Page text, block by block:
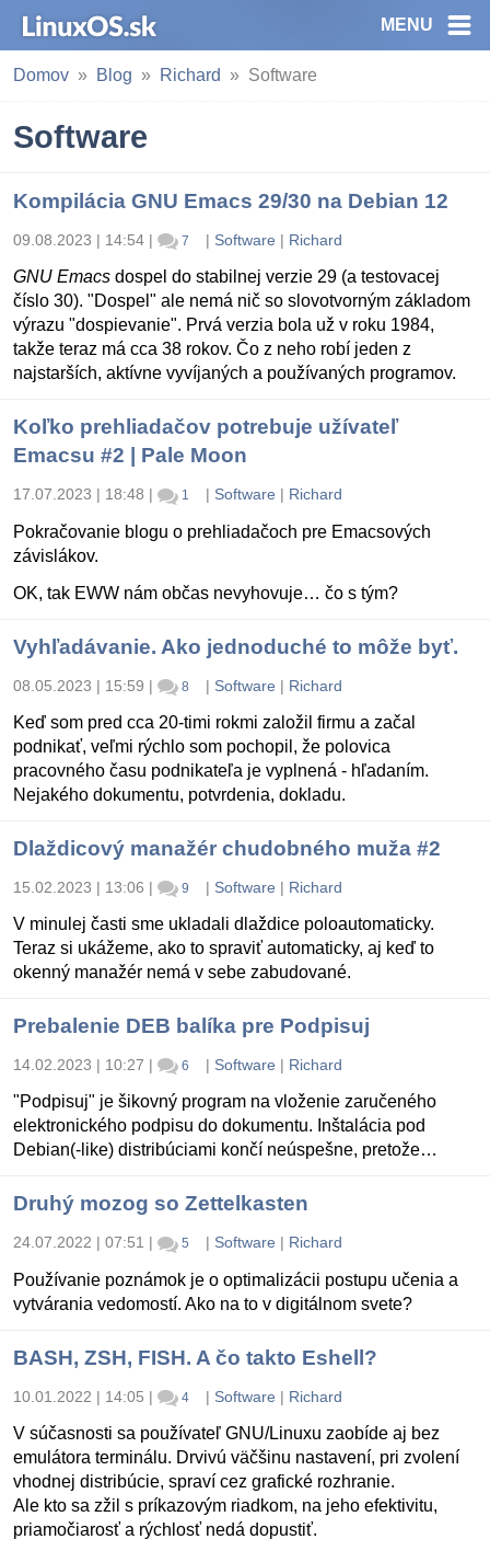
MENU
Domov Blog Richard Software
Software
Kompilácia GNU Emacs 29/30 na Debian 12
09.08.2023 | 14:54 | 7 | Software | Richard
GNU Emacs dospel do stabilnej verzie 29 (a testovacej
číslo 30). "Dospel" ale nemá nič so slovotvorným základom
výrazu "dospievanie". Prvá verzia bola už v roku 1984,
takže teraz má cca 38 rokov. Čo z neho robí jeden z
najstarších, aktívne vyvíjaných a používaných programov.
Koľko prehliadačov potrebuje užívateľ
Emacsu #2 | Pale Moon
17.07.2023 | 18:48 | 1 | Software | Richard
Pokračovanie blogu o prehliadačoch pre Emacsových
závislákov.
OK, tak EWW nám občas nevyhovuje… čo s tým?
Vyhľadávanie. Ako jednoduché to môže byť.
08.05.2023 | 15:59 | 8 | Software | Richard
Keď som pred cca 20-timi rokmi založil firmu a začal
podnikať, veľmi rýchlo som pochopil, že polovica
pracovného času podnikateľa je vyplnená - hľadaním.
Nejakého dokumentu, potvrdenia, dokladu.
Dlaždicový manažér chudobného muža #2
15.02.2023 | 13:06 | 9 | Software | Richard
V minulej časti sme ukladali dlaždice poloautomaticky.
Teraz si ukážeme, ako to spraviť automaticky, aj keď to
okenný manažér nemá v sebe zabudované.
Prebalenie DEB balíka pre Podpisuj
14.02.2023 | 10:27 | 6 | Software | Richard
"Podpisuj" je šikovný program na vloženie zaručeného
elektronického podpisu do dokumentu. Inštalácia pod
Debian(-like) distribúciami končí neúspešne, pretože…
Druhý mozog so Zettelkasten
24.07.2022 | 07:51 | 5 | Software | Richard
Používanie poznámok je o optimalizácii postupu učenia a
vytvárania vedomostí. Ako na to v digitálnom svete?
BASH, ZSH, FISH. A čo takto Eshell?
10.01.2022 | 14:05 | 4 | Software | Richard
V súčasnosti sa používateľ GNU/Linuxu zaobíde aj bez
emulátora terminálu. Drvivú väčšinu nastavení, pri zvolení
vhodnej distribúcie, spraví cez grafické rozhranie.
Ale kto sa zžil s príkazovým riadkom, na jeho efektivitu,
priamočiarosť a rýchlosť nedá dopustiť.